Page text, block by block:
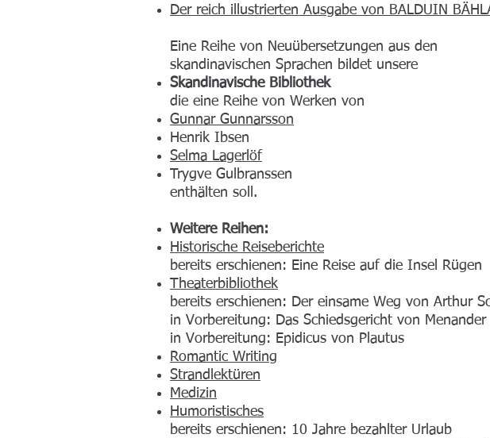
Der reich illustrierten Ausgabe von BALDUIN
Eine Reihe von Neuübersetzungen aus den
skandinavischen Sprachen bildet unsere
Skandinavische Bibliothek
die eine Reihe von Werken von
Gunnar Gunnarsson
Henrik Ibsen
Selma Lagerlöf
Trygve Gulbranssen
enthälten soll.
Weitere Reihen:
Historische Reiseberichte
bereits erschienen: Eine Reise auf die Insel Rügen
Theaterbibliothek
bereits erschienen: Der einsame Weg von Arthur
in Vorbereitung: Das Schiedsgericht von Menander
in Vorbereitung: Epidicus von Plautus
Romantic Writing
Strandlektüren
Medizin
Humoristisches
bereits erschienen: 10 Jahre bezahlter Urlaub